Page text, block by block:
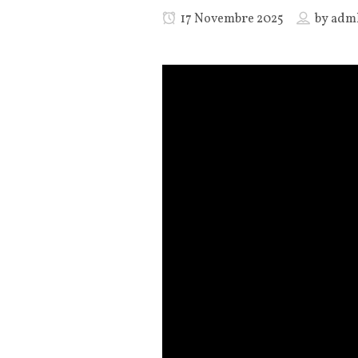
17 Novembre 2025 by